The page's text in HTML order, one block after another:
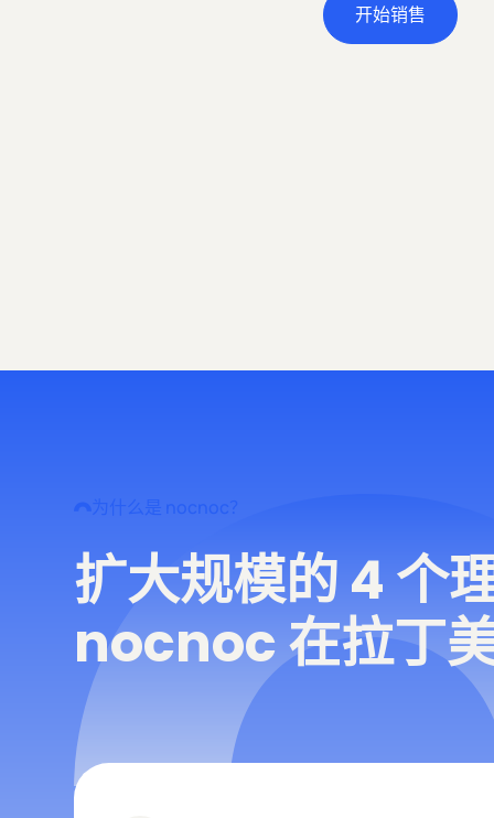
开始销售
为什么是 nocnoc？
扩大规模的 4 个
nocnoc 在拉丁